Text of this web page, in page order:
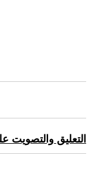
التعليق والتصويت